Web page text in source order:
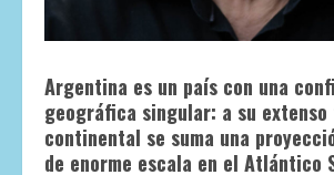
Argentina es un país con una
geográfica singular: a su
continental se suma una
de enorme escala en el Atlántico